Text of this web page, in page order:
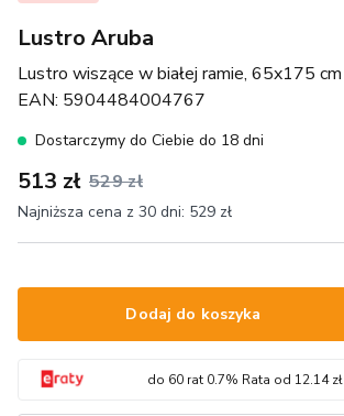
Lustro Aruba
Lustro wiszące w białej ramie, 65x175 cm
EAN: 5904484004767
Dostarczymy do Ciebie do 18 dni
513 zł 529 zł
Najniższa cena z 30 dni: 529 zł
Dodaj do koszyka
do 60 rat 0.7% Rata od 12.14zł